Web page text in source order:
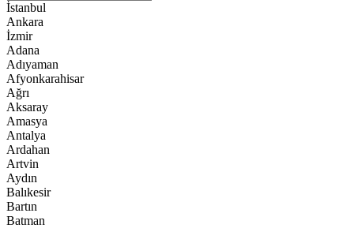
İstanbul
Ankara
İzmir
Adana
Adıyaman
Afyonkarahisar
Ağrı
Aksaray
Amasya
Antalya
Ardahan
Artvin
Aydın
Balıkesir
Bartın
Batman